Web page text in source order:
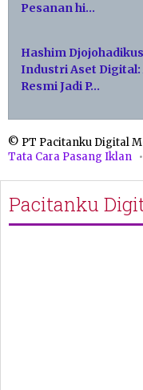
Pesanan hi…
Hashim
Industri Aset
Resmi Jadi P…
© PT Pacitanku Digital
Tata Cara Pasang Iklan
Pacitanku